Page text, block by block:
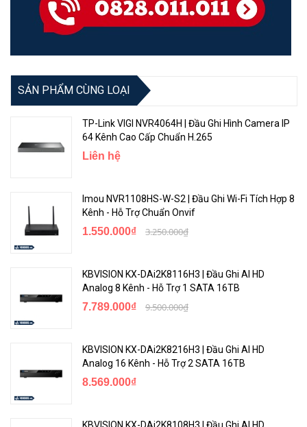
SẢN PHẨM CÙNG LOẠI
TP-Link VIGI NVR4064H | Đầu Ghi Hình Camera IP
64 Kênh Cao Cấp Chuẩn H.265
Liên hệ
Imou NVR1108HS-W-S2 | Đầu Ghi Wi-Fi Tích Hợp 8
Kênh - Hỗ Trợ Chuẩn Onvif
1.550.000₫ 3.250.000₫
KBVISION KX-DAi2K8116H3 | Đầu Ghi AI HD
Analog 8 Kênh - Hỗ Trợ 1 SATA 16TB
7.789.000₫ 9.500.000₫
KBVISION KX-DAi2K8216H3 | Đầu Ghi AI HD
Analog 16 Kênh - Hỗ Trợ 2 SATA 16TB
8.569.000₫